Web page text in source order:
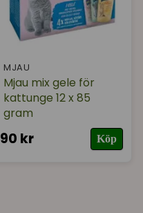
MJAU
Mjau mix gele för
kattunge 12 x 85
gram
90 kr Köp